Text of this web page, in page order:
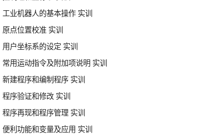
工业机器人的基本操作 实训
原点位置校准 实训
用户坐标系的设定 实训
常用运动指令及附加项说明 实训
新建程序和编制程序 实训
程序验证和修改 实训
程序再现和程序管理 实训
便利功能和变量及应用 实训